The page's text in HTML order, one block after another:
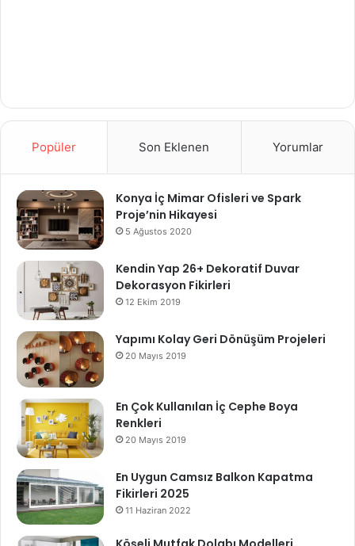
Popüler Son Eklenen Yorumlar
Konya İç Mimar Ofisleri ve Spark
Proje’nin Hikayesi
5 Ağustos 2020
Kendin Yap 26+ Dekoratif Duvar
Dekorasyon Fikirleri
12 Ekim 2019
Yapımı Kolay Geri Dönüşüm Projeleri
20 Mayıs 2019
En Çok Kullanılan İç Cephe Boya
Renkleri
20 Mayıs 2019
En Uygun Camsız Balkon Kapatma
Fikirleri 2025
11 Haziran 2022